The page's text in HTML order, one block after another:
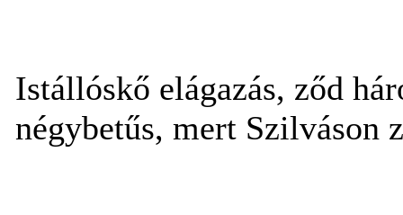
Istállóskő elágazás, ződ
négybetűs, mert Szilváson